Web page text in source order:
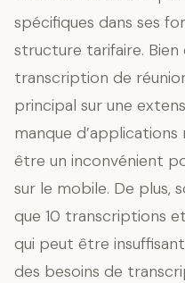
spécifiques dans ses
structure tarifaire.
transcription de
principal sur une
manque
être un inconvénient
sur le mobile. De plus,
que 10 transcriptions
qui peut être
des besoins de